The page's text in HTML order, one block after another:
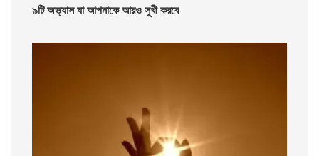
৯টি অভ্যাস যা আপনাকে আরও সুখী করবে